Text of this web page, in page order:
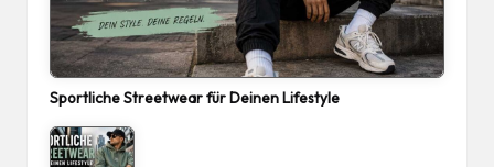
Sportliche Streetwear für Deinen Lifestyle